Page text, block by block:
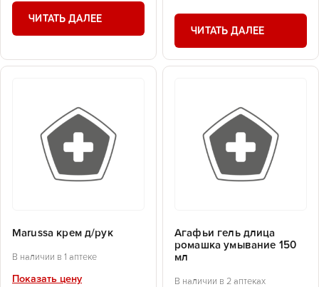
ЧИТАТЬ ДАЛЕЕ
ЧИТАТЬ ДАЛЕЕ
Marussa крем д/рук
В наличии в 1 аптеке
Показать цену
Агафьи гель длица
ромашка умывание 150
мл
В наличии в 2 аптеках